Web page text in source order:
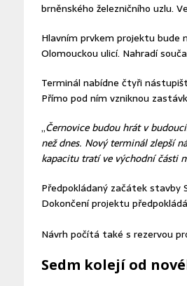
brněnského železničního uzlu.
Hlavním prvkem projektu bude
Olomouckou ulicí. Nahradí
Terminál nabídne čtyři
Přímo pod ním vzniknou
„Černovice budou hrát v
než dnes. Nový terminál zlepší
kapacitu tratí ve východní části
Předpokládaný začátek stavby
Dokončení projektu
Návrh počítá také s rezervou
Sedm kolejí od